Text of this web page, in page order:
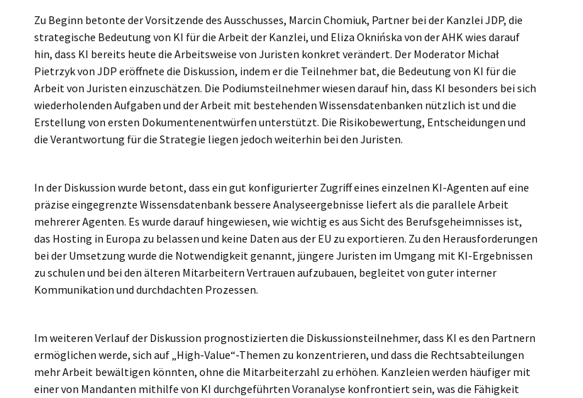
Zu Beginn betonte der Vorsitzende des Ausschusses, Marcin Chomiuk, Partner bei der Kanzlei JDP, die
strategische Bedeutung von KI für die Arbeit der Kanzlei, und Eliza Oknińska von der AHK wies darauf
hin, dass KI bereits heute die Arbeitsweise von Juristen konkret verändert. Der Moderator Michał
Pietrzyk von JDP eröffnete die Diskussion, indem er die Teilnehmer bat, die Bedeutung von KI für die
Arbeit von Juristen einzuschätzen. Die Podiumsteilnehmer wiesen darauf hin, dass KI besonders bei sich
wiederholenden Aufgaben und der Arbeit mit bestehenden Wissensdatenbanken nützlich ist und die
Erstellung von ersten Dokumentenentwürfen unterstützt. Die Risikobewertung, Entscheidungen und
die Verantwortung für die Strategie liegen jedoch weiterhin bei den Juristen.
In der Diskussion wurde betont, dass ein gut konfigurierter Zugriff eines einzelnen KI-Agenten auf eine
präzise eingegrenzte Wissensdatenbank bessere Analyseergebnisse liefert als die parallele Arbeit
mehrerer Agenten. Es wurde darauf hingewiesen, wie wichtig es aus Sicht des Berufsgeheimnisses ist,
das Hosting in Europa zu belassen und keine Daten aus der EU zu exportieren. Zu den Herausforderungen
bei der Umsetzung wurde die Notwendigkeit genannt, jüngere Juristen im Umgang mit KI-Ergebnissen
zu schulen und bei den älteren Mitarbeitern Vertrauen aufzubauen, begleitet von guter interner
Kommunikation und durchdachten Prozessen.
Im weiteren Verlauf der Diskussion prognostizierten die Diskussionsteilnehmer, dass KI es den Partnern
ermöglichen werde, sich auf „High-Value“-Themen zu konzentrieren, und dass die Rechtsabteilungen
mehr Arbeit bewältigen könnten, ohne die Mitarbeiterzahl zu erhöhen. Kanzleien werden häufiger mit
einer von Mandanten mithilfe von KI durchgeführten Voranalyse konfrontiert sein, was die Fähigkeit